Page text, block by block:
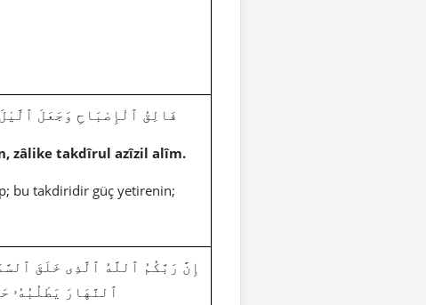
885|6|96|فَالِقُ ٱلْإِصْبَاحِ وَجَعَلَ
zâlike takdîrul azîzil alîm.
bu takdiridir güç yetirenin;
ٱلنَّهَارَ يَطْلُبُهُۥ